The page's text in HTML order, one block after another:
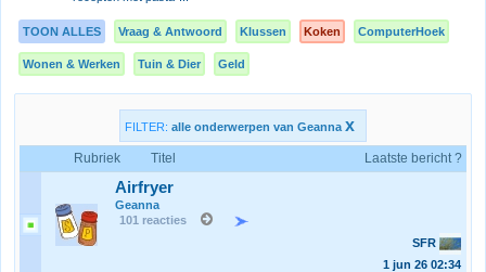
TOON ALLES Vraag & Antwoord Klussen Koken ComputerHoek
Wonen & Werken Tuin & Dier Geld
FILTER: alle onderwerpen van Geanna x
Rubriek Titel Laatste bericht ?
Airfryer
Geanna
101 reacties
SFR
1 jun 26 02:34